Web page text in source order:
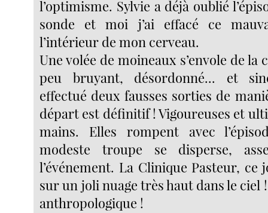
l’optimisme. Sylvie a déjà oublié
sonde et moi j’ai effacé ce
l’intérieur de mon cerveau.
Une volée de moineaux s’envole de la
peu bruyant, désordonné... et
effectué deux fausses sorties de
départ est définitif ! Vigoureuses et
mains. Elles rompent avec
modeste troupe se disperse,
l’événement. La Clinique Pasteur,
sur un joli nuage très haut dans le ciel
anthropologique !